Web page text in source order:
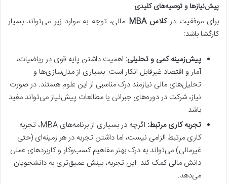
پیش‌نیازها و توصیه‌های کلیدی
برای موفقیت در کلاس MBA
مالی، توجه به موارد زیر می‌تواند بسیار
کارگشا باشد:
پیش‌زمینه کمی و تحلیلی: اهمیت داشتن پایه قوی در ریاضیات،
آمار و اقتصاد غیرقابل انکار است. بسیاری از مدل‌سازی‌ها و
تحلیل‌های مالی نیازمند درک مناسبی از این علوم هستند. در صورت
نیاز، شرکت در دوره‌های جبرانی یا مطالعات پیش‌نیاز می‌تواند مفید
باشد.
تجربه کاری مرتبط:
اگرچه در بسیاری از برنامه‌های MBA، تجربه
کاری مرتبط الزامی نیست، اما داشتن تجربه در هر زمینه‌ای (حتی
غیرمالی) می‌تواند به درک بهتر مفاهیم کسب‌وکار و کاربردهای عملی
دانش مالی کمک کند. این تجربه، بینش عمیق‌تری به دانشجویان
می‌دهد.